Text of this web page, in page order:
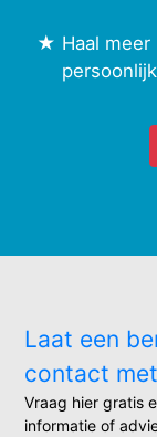
★ Haal meer
Laat een
contact
Vraag hier gratis
informatie of